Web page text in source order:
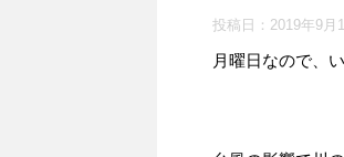
投稿日： 2019年9月
月曜日なので、